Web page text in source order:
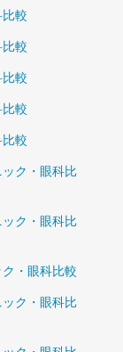
較
較
較
較
較
ク・眼科比
ク・眼科比
・眼科比較
ク・眼科比